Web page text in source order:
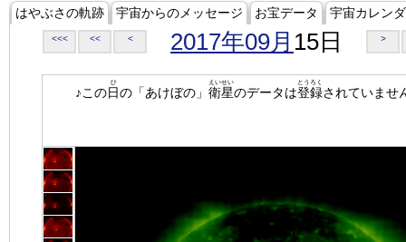
はやぶさの軌跡 宇宙からのメッセージ お宝データ 宇宙カレン
<<< << < 2017年09月 15日 >
♪この日
ひ
の「あけぼの」 衛星
えいせい
のデータは登録
とうろく
されていませ